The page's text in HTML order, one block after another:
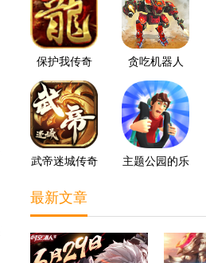
保护我传奇 贪吃机器人
武帝迷城传奇
主题公园的乐
最新文章